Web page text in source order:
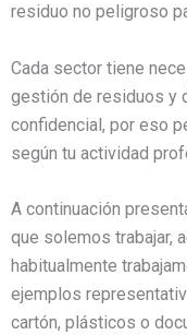
residuo no peligroso
Cada sector tiene
gestión de residuos y
confidencial, por eso
según tu actividad
A continuación
que solemos trabajar,
habitualmente
ejemplos
cartón, plásticos o